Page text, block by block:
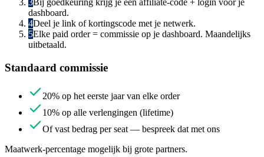
3Bij goedkeuring krijg je een affiliate-code + login voor je
dashboard.
4Deel je link of kortingscode met je netwerk.
5Elke paid order = commissie op je dashboard. Maandelijks
uitbetaald.
Standaard commissie
20% op het eerste jaar van elke order
10% op alle verlengingen (lifetime)
Of vast bedrag per seat — bespreek dat met ons
Maatwerk-percentage mogelijk bij grote partners.